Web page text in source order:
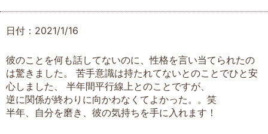
日付：2021/1/16
彼のことを何も話してないのに、性格を言い当てられたの
は驚きました。 苦手意識は持たれてないとのことでひと安
心しました、 半年間平行線上とのことですが、
逆に関係が終わりに向かわなくてよかった。。笑
半年、自分を磨き、彼の気持ちを手に入れます！